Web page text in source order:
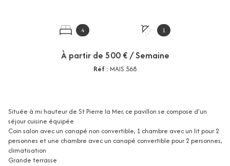
4 1
À partir de 500 € / Semaine
Réf : MAIS 568
Située à mi hauteur de St Pierre la Mer, ce pavillon se compose d'un
séjour cuisine équipée
Coin salon avec un canapé non convertible, 1 chambre avec un lit pour 2
personnes et une chambre avec un canapé convertible pour 2 personnes,
climatisation
Grande terrasse